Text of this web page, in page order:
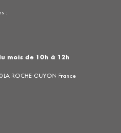
LA ROCHE-GUYON France
:
mois de 10h à 12h